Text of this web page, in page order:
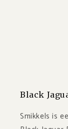
Black
Smikkels is